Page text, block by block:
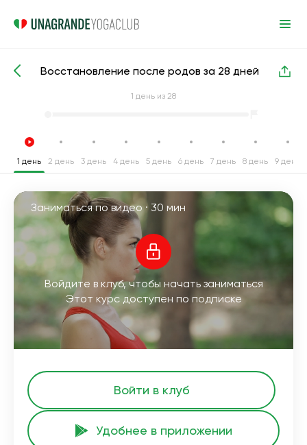
Интенсивные курсы йоги После родов
Восстановление после родов за 28 дней
1 день из 28
1 день 2 день 3 день 4 день 5 день 6 день 7 день 8 день 9 день
Заниматься по видео · 30 мин
Войдите в клуб, чтобы начать заниматься
Этот курс доступен по подписке
Войти в клуб
Удобнее в приложении